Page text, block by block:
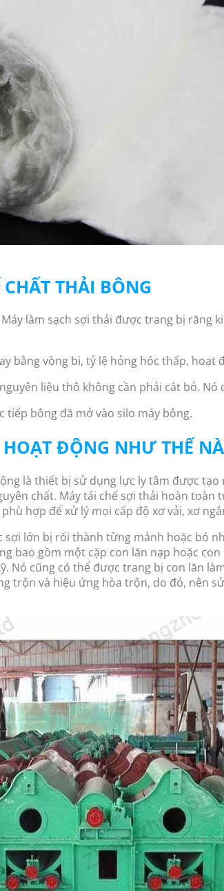
THẢI BÔNG
làm sạch sợi thải được trang bị răng
bằng vòng bi, tỷ lệ hỏng hóc thấp, hoạt
liệu thô không cần phải cắt bỏ.
bông đã mở vào silo máy bông.
ĐỘNG NHƯ THẾ
là thiết bị sử dụng lực ly tâm được
chất. Máy tái chế sợi thải hoàn
hợp để xử lý mọi cấp độ xơ vải, xơ
sợi lớn bị rối thành từng mảnh hoặc bó
bao gồm một cặp con lăn nạp hoặc
Nó cũng có thể được trang bị con lăn
trộn và hiệu ứng hòa trộn, do đó, nên